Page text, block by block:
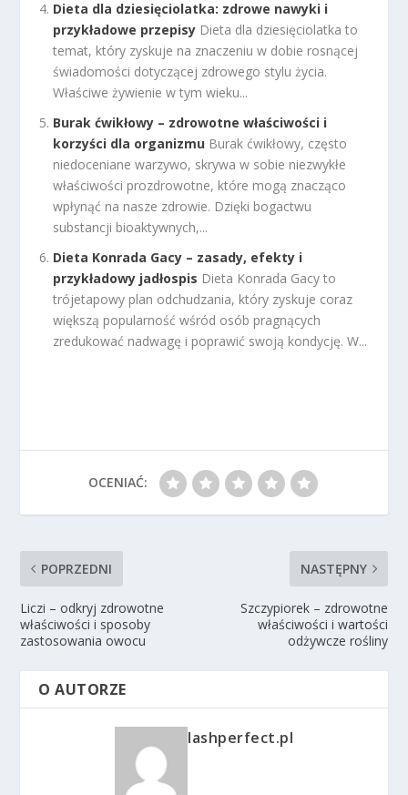
Dieta dla dziesięciolatka: zdrowe nawyki i
przykładowe przepisy Dieta dla dziesięciolatka to
temat, który zyskuje na znaczeniu w dobie rosnącej
świadomości dotyczącej zdrowego stylu życia.
Właściwe żywienie w tym wieku...
Burak ćwikłowy – zdrowotne właściwości i
korzyści dla organizmu Burak ćwikłowy, często
niedoceniane warzywo, skrywa w sobie niezwykłe
właściwości prozdrowotne, które mogą znacząco
wpłynąć na nasze zdrowie. Dzięki bogactwu
substancji bioaktywnych,...
Dieta Konrada Gacy – zasady, efekty i
przykładowy jadłospis Dieta Konrada Gacy to
trójetapowy plan odchudzania, który zyskuje coraz
większą popularność wśród osób pragnących
zredukować nadwagę i poprawić swoją kondycję. W...
OCENIAĆ:
POPRZEDNI
Liczi – odkryj zdrowotne
właściwości i sposoby
zastosowania owocu
NASTĘPNY
Szczypiorek – zdrowotne
właściwości i wartości
odżywcze rośliny
O AUTORZE
lashperfect.pl